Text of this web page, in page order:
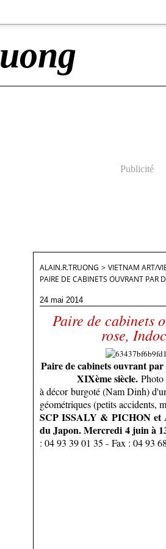
Publicité
ALAIN.R.TRUONG > VIETNAM ART/
PAIRE DE CABINETS OUVRANT PAR
24 mai 2014
Paire de cabinets
rose,
Paire de cabinets ouvrant par
XIXème siècle.
à décor burgoté (Nam Dinh)
géométriques (petits accidents,
SCP ISSALY & PICHON et
du Japon. Mercredi 4 juin à
: 04 93 39 01 35 - Fax : 04 93